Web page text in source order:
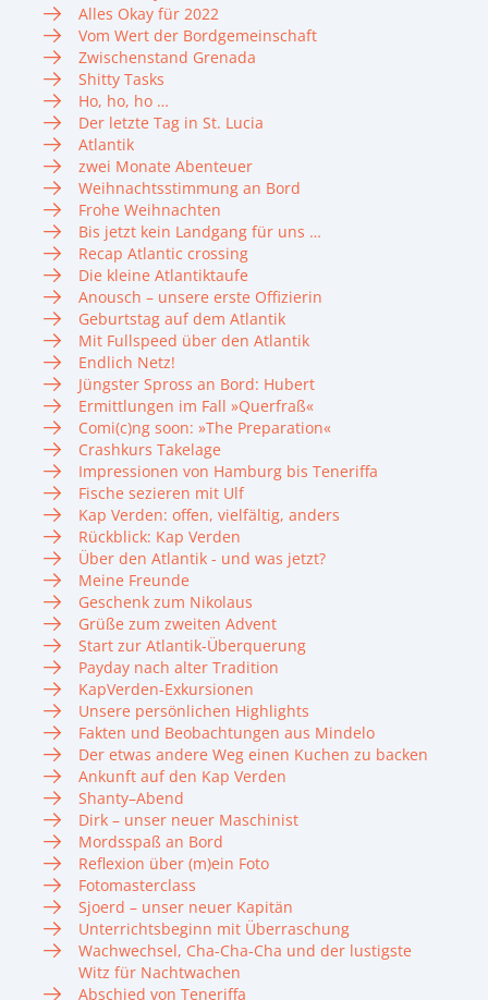
Alles Okay für 2022
Vom Wert der Bordgemeinschaft
Zwischenstand Grenada
Shitty Tasks
Ho, ho, ho …
Der letzte Tag in St. Lucia
Atlantik
zwei Monate Abenteuer
Weihnachtsstimmung an Bord
Frohe Weihnachten
Bis jetzt kein Landgang für uns …
Recap Atlantic crossing
Die kleine Atlantiktaufe
Anousch – unsere erste Offizierin
Geburtstag auf dem Atlantik
Mit Fullspeed über den Atlantik
Endlich Netz!
Jüngster Spross an Bord: Hubert
Ermittlungen im Fall »Querfraß«
Comi(c)ng soon: »The Preparation«
Crashkurs Takelage
Impressionen von Hamburg bis Teneriffa
Fische sezieren mit Ulf
Kap Verden: offen, vielfältig, anders
Rückblick: Kap Verden
Über den Atlantik - und was jetzt?
Meine Freunde
Geschenk zum Nikolaus
Grüße zum zweiten Advent
Start zur Atlantik-Überquerung
Payday nach alter Tradition
KapVerden-Exkursionen
Unsere persönlichen Highlights
Fakten und Beobachtungen aus Mindelo
Der etwas andere Weg einen Kuchen zu backen
Ankunft auf den Kap Verden
Shanty–Abend
Dirk – unser neuer Maschinist
Mordsspaß an Bord
Reflexion über (m)ein Foto
Fotomasterclass
Sjoerd – unser neuer Kapitän
Unterrichtsbeginn mit Überraschung
Wachwechsel, Cha-Cha-Cha und der lustigste
Witz für Nachtwachen
Abschied von Teneriffa